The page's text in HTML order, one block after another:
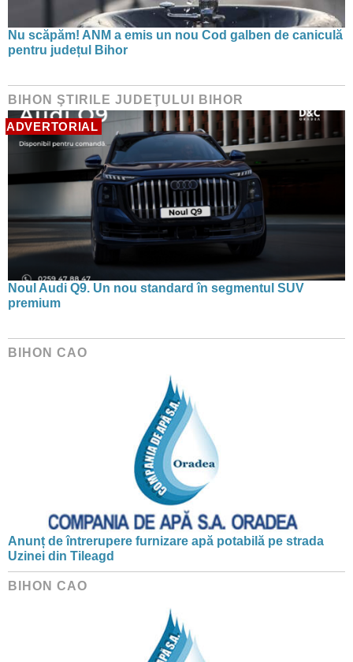
Nu scăpăm! ANM a emis un nou Cod galben de caniculă
pentru județul Bihor
BIHON ŞTIRILE JUDEŢULUI BIHOR
ADVERTORIAL
Noul Audi Q9. Un nou standard în segmentul SUV
premium
BIHON CAO
Anunț de întrerupere furnizare apă potabilă pe strada
Uzinei din Tileagd
BIHON CAO